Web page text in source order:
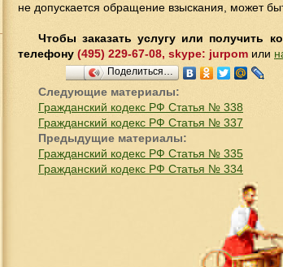
не допускается обращение взыскания, может
Чтобы заказать услугу или получить
телефону (495) 229-67-08, skype: jurpom или
Поделиться…
Следующие материалы:
Гражданский кодекс РФ Статья № 338
Гражданский кодекс РФ Статья № 337
Предыдущие материалы:
Гражданский кодекс РФ Статья № 335
Гражданский кодекс РФ Статья № 334